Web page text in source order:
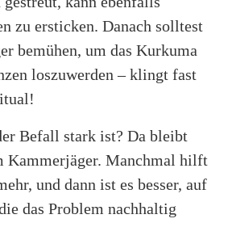
zu ersticken. Danach solltest
bemühen, um das Kurkuma
loszuwerden – klingt fast
Befall stark ist? Da bleibt
Kammerjäger. Manchmal hilft
und dann ist es besser, auf
das Problem nachhaltig